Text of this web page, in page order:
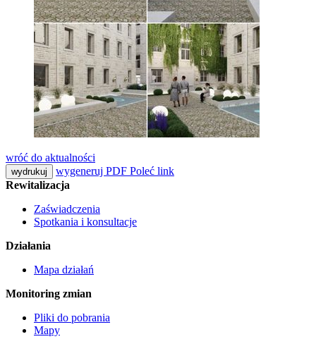
wróć do aktualności
wydrukuj wygeneruj PDF Poleć link
Rewitalizacja
Zaświadczenia
Spotkania i konsultacje
Działania
Mapa działań
Monitoring zmian
Pliki do pobrania
Mapy